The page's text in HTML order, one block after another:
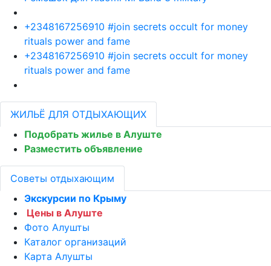
+2348167256910 #join secrets occult for money
rituals power and fame
+2348167256910 #join secrets occult for money
rituals power and fame
ЖИЛЬЁ ДЛЯ ОТДЫХАЮЩИХ
Подобрать жилье в Алуште
Разместить объявление
Советы отдыхающим
Экскурсии по Крыму
Цены в Алуште
Фото Алушты
Каталог организаций
Карта Алушты